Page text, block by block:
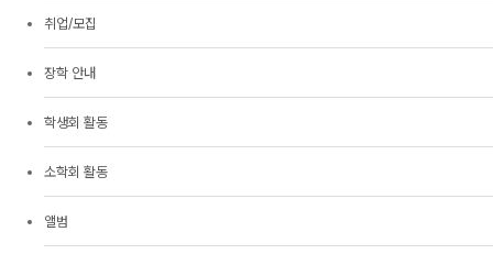
취업/모집
장학 안내
학생회 활동
소학회 활동
앨범